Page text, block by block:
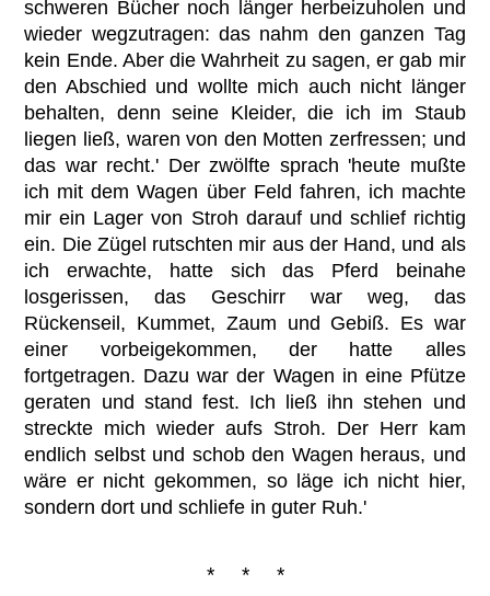
schweren Bücher noch länger herbeizuholen und
wieder wegzutragen: das nahm den ganzen Tag
kein Ende. Aber die Wahrheit zu sagen, er gab mir
den Abschied und wollte mich auch nicht länger
behalten, denn seine Kleider, die ich im Staub
liegen ließ, waren von den Motten zerfressen; und
das war recht.' Der zwölfte sprach 'heute mußte
ich mit dem Wagen über Feld fahren, ich machte
mir ein Lager von Stroh darauf und schlief richtig
ein. Die Zügel rutschten mir aus der Hand, und als
ich erwachte, hatte sich das Pferd beinahe
losgerissen, das Geschirr war weg, das
Rückenseil, Kummet, Zaum und Gebiß. Es war
einer vorbeigekommen, der hatte alles
fortgetragen. Dazu war der Wagen in eine Pfütze
geraten und stand fest. Ich ließ ihn stehen und
streckte mich wieder aufs Stroh. Der Herr kam
endlich selbst und schob den Wagen heraus, und
wäre er nicht gekommen, so läge ich nicht hier,
sondern dort und schliefe in guter Ruh.'
* * *